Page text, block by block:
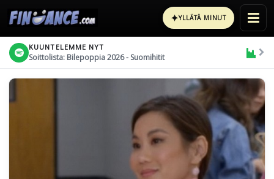
✦YLLÄTÄ MINUT
KUUNTELEMME NYT
Soittolista: Bilepoppia 2026 - Suomihitit